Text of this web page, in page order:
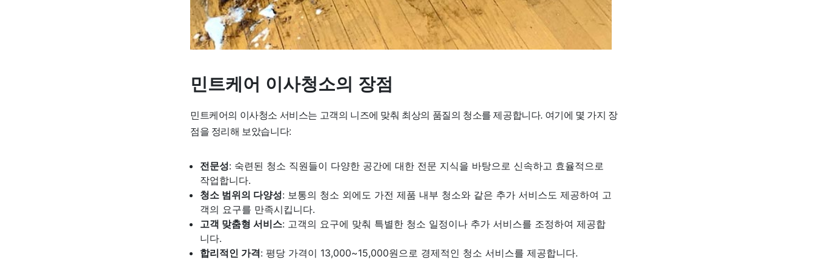
민트케어 이사청소의 장점
민트케어의 이사청소 서비스는 고객의 니즈에 맞춰 최상의 품질의 청소를 제공합니다. 여기에 몇 가지 장
점을 정리해 보았습니다:
전문성: 숙련된 청소 직원들이 다양한 공간에 대한 전문 지식을 바탕으로 신속하고 효율적으로
작업합니다.
청소 범위의 다양성: 보통의 청소 외에도 가전 제품 내부 청소와 같은 추가 서비스도 제공하여 고
객의 요구를 만족시킵니다.
고객 맞춤형 서비스: 고객의 요구에 맞춰 특별한 청소 일정이나 추가 서비스를 조정하여 제공합
니다.
합리적인 가격: 평당 가격이 13,000~15,000원으로 경제적인 청소 서비스를 제공합니다.